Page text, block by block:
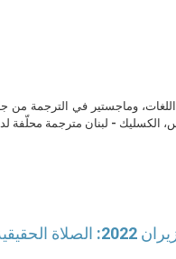
وماجستير في الترجمة من
الكسليك - لبنان مترجمة محلّفة